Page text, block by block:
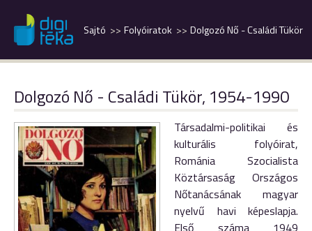
Dolgozó Nő - Családi Tükör
Folyóiratok
Sajtó
Dolgozó Nő - Családi Tükör, 1954-1990
Társadalmi-politikai és
kulturális folyóirat,
Románia Szocialista
Köztársaság Országos
Nőtanácsának magyar
nyelvű havi képeslapja.
Első száma 1949